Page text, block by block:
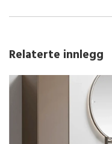
Relaterte innlegg